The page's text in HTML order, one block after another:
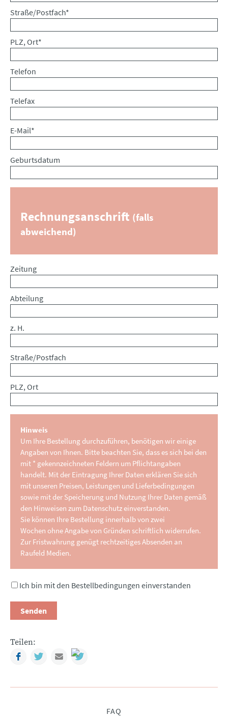
Pflichtfeld
Straße/Postfach*
Pflichtfeld
PLZ, Ort*
Telefon
Telefax
Pflichtfeld
E-Mail*
Geburtsdatum
Rechnungsanschrift (falls
abweichend)
Zeitung
Abteilung
z. H.
Straße/Postfach
PLZ, Ort
Hinweis
Um Ihre Bestellung durchzuführen, benötigen wir einige
Angaben von Ihnen. Bitte beachten Sie, dass es sich bei den
mit * gekennzeichneten Feldern um Pflichtangaben
handelt. Mit der Eintragung Ihrer Daten erklären Sie sich
mit unseren Preisen, Leistungen und Lieferbedingungen
sowie mit der Speicherung und Nutzung Ihrer Daten gemäß
den Hinweisen zum Datenschutz einverstanden.
Sie können Ihre Bestellung innerhalb von zwei
Wochen ohne Angabe von Gründen schriftlich widerrufen.
Zur Fristwahrung genügt rechtzeitiges Absenden an
Raufeld Medien.
Ich bin mit den Bestellbedingungen einverstanden
Senden
Teilen:
FacebookTwitterMail
FAQ